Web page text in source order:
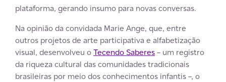
plataforma, gerando insumo para novas conversas.
Na opinião da convidada Marie Ange, que, entre
outros projetos de arte participativa e alfabetização
visual, desenvolveu oTecendo Saberes– um registro
da riqueza cultural das comunidades tradicionais
brasileiras por meio dos conhecimentos infantis –, o